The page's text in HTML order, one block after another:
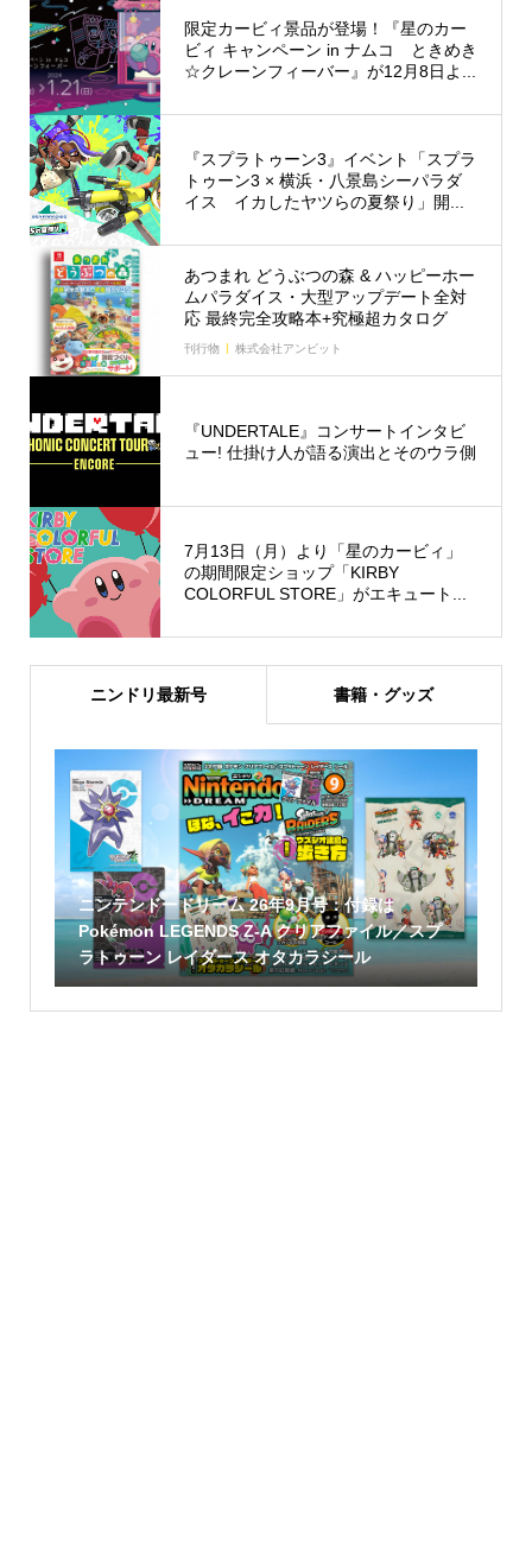
限定カービィ景品が登場！『星のカー
ビィ キャンペーン in ナムコ ときめき
☆クレーンフィーバー』が12月8日よ...
『スプラトゥーン3』イベント「スプラ
トゥーン3 × 横浜・八景島シーパラダ
イス イカしたヤツらの夏祭り」開...
あつまれ どうぶつの森 & ハッピーホー
ムパラダイス・大型アップデート全対
応 最終完全攻略本+究極超カタログ
刊行物 株式会社アンビット
『UNDERTALE』コンサートインタビ
ュー! 仕掛け人が語る演出とそのウラ側
7月13日（月）より「星のカービィ」
の期間限定ショップ「KIRBY
COLORFUL STORE」がエキュート...
ニンドリ最新号 書籍・グッズ
ニンテンドードリーム 26年9月号：付録は
Pokémon LEGENDS Z-A クリアファイル／スプ
ラトゥーン レイダース オタカラシール